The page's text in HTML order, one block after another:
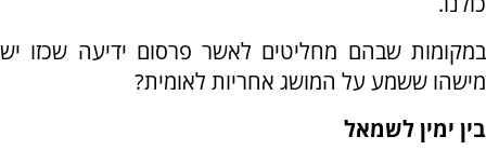
במקומות שבהם מחליטים לאשר פרסום ידיעה שכזו יש
מישהו ששמע על המושג אחריות לאומית?
בין ימין לשמאל